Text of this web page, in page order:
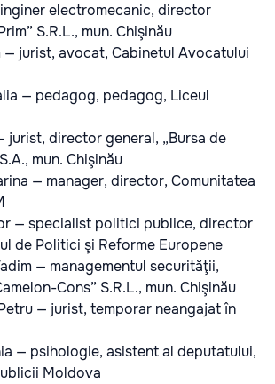
electromecanic, director
S.R.L., mun. Chişinău
— jurist, avocat, Cabinetul Avocatului
— pedagog, pedagog, Liceul
jurist, director general, „Bursa de
mun. Chişinău
— manager, director, Comunitatea
— specialist politici publice, director
de Politici şi Reforme Europene
— managementul securităţii,
Cons” S.R.L., mun. Chişinău
— jurist, temporar neangajat în
— psihologie, asistent al deputatului,
Moldova